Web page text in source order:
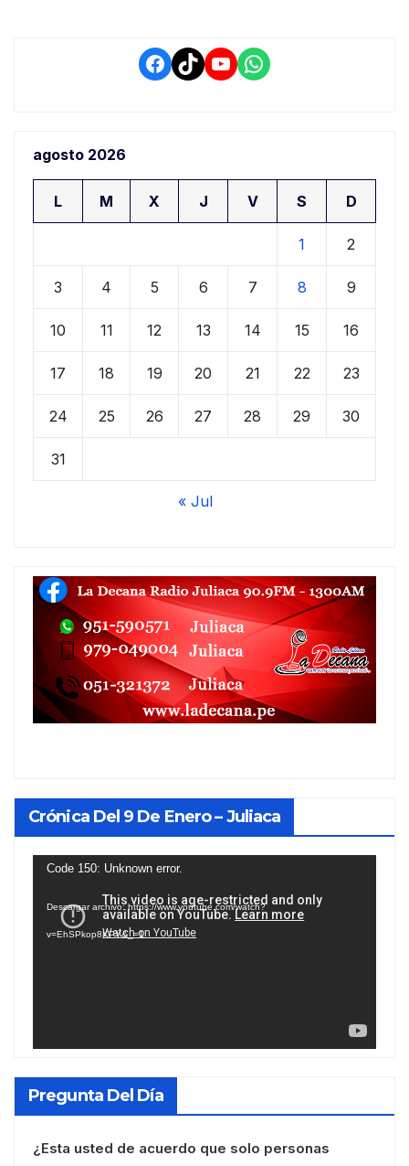
Facebook
TikTokYouTube
WhatsApp
agosto 2026
L M X J V S D
1 2
3 4 5 6 7 8 9
10 11 12 13 14 15 16
17 18 19 20 21 22 23
24 25 26 27 28 29 30
31
« Jul
Crónica Del 9 De Enero – Juliaca
Reproductor
vídeo
Code 150: Unknown error.
Descargar archivo: https://www.youtube.com/watch?
v=EhSPkop8KPY&_=1
Pregunta Del Día
¿Esta usted de acuerdo que solo personas